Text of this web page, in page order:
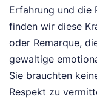
Erfahrung und die
finden wir diese
oder Remarque,
gewaltige
Sie brauchten
Respekt zu